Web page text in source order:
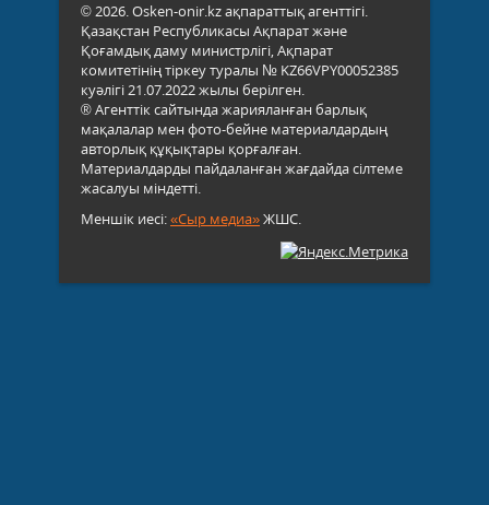
© 2026. Osken-onir.kz ақпараттық агенттігі.
Қазақстан Республикасы Ақпарат және
Қоғамдық даму министрлігі, Ақпарат
комитетінің тіркеу туралы № KZ66VPY00052385
куәлігі 21.07.2022 жылы берілген.
® Агенттік сайтында жарияланған барлық
мақалалар мен фото-бейне материалдардың
авторлық құқықтары қорғалған.
Материалдарды пайдаланған жағдайда сілтеме
жасалуы міндетті.
Меншік иесі:«Сыр медиа»ЖШС.